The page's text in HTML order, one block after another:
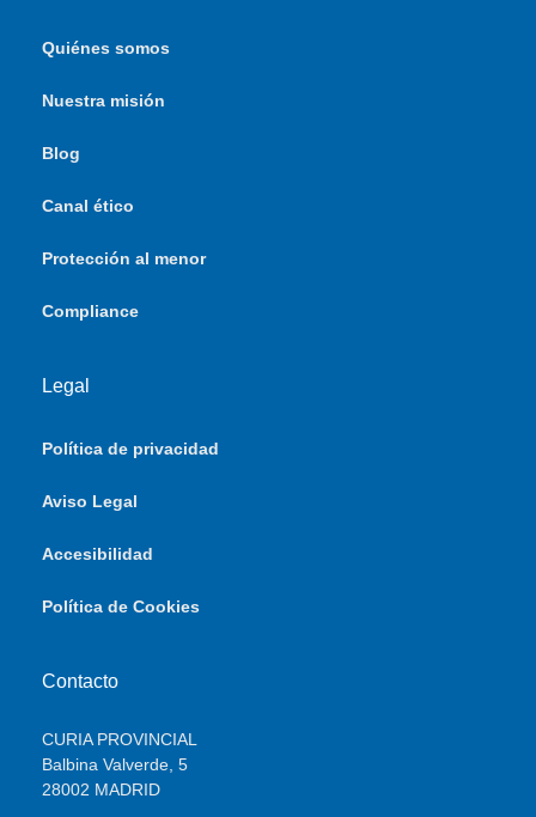
Quiénes somos
Nuestra misión
Blog
Canal ético
Protección al menor
Compliance
Legal
Política de privacidad
Aviso Legal
Accesibilidad
Política de Cookies
Contacto
CURIA PROVINCIAL
Balbina Valverde, 5
28002 MADRID